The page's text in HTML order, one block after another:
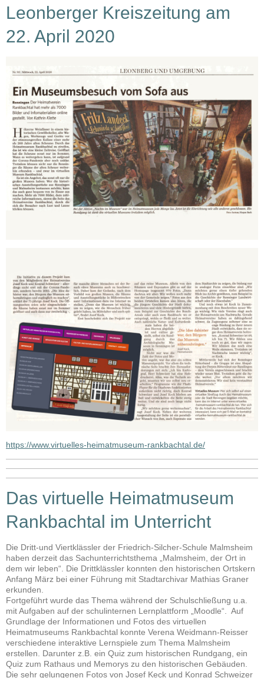
Leonberger Kreiszeitung am
22. April 2020
https://www.virtuelles-heimatmuseum-rankbachtal.de/
Das virtuelle Heimatmuseum
Rankbachtal im Unterricht
Die Dritt-und Viertklässler der Friedrich-Silcher-Schule Malmsheim
haben derzeit das Sachunterrichtsthema „Malmsheim, der Ort in
dem wir leben“. Die Drittklässler konnten den historischen Ortskern
Anfang März bei einer Führung mit Stadtarchivar Mathias Graner
erkunden.
Fortgeführt wurde das Thema während der Schulschließung u.a.
mit Aufgaben auf der schulinternen Lernplattform „Moodle“. Auf
Grundlage der Informationen und Fotos des virtuellen
Heimatmuseums Rankbachtal konnte Verena Weidmann-Reisser
verschiedene interaktive Lernspiele zum Thema Malmsheim
erstellen. Darunter z.B. ein Quiz zum historischen Rundgang, ein
Quiz zum Rathaus und Memorys zu den historischen Gebäuden.
Die sehr gelungenen Fotos von Josef Keck und Konrad Schweizer